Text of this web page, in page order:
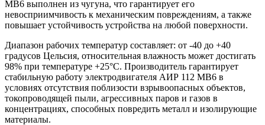
МВ6 выполнен из чугуна, что гарантирует его
невосприимчивость к механическим повреждениям, а также
повышает устойчивость устройства на любой поверхности.
Диапазон рабочих температур составляет: от -40 до +40
градусов Цельсия, относительная влажность может достигать
98% при температуре +25°С. Производитель гарантирует
стабильную работу электродвигателя АИР 112 МВ6 в
условиях отсутствия поблизости взрывоопасных объектов,
токопроводящей пыли, агрессивных паров и газов в
концентрациях, способных повредить металл и изолирующие
материалы.